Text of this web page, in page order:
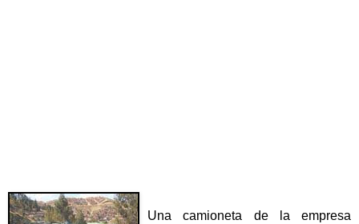
Una camioneta de la empresa